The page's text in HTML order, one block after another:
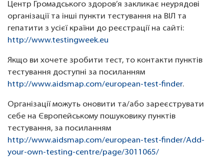
Центр Громадського здоров’я закликає неурядові
організації та інші пункти тестування на ВІЛ та
гепатити з усієї країни до реєстрації на сайті:
http://www.testingweek.eu
Якщо ви хочете зробити тест, то контакти пунктів
тестування доступні за посиланням
http://www.aidsmap.com/european-test-finder.
Організації можуть оновити та/або зареєструвати
себе на Європейському пошуковику пунктів
тестування, за посиланням
http://www.aidsmap.com/european-test-finder/Add-
your-own-testing-centre/page/3011065/